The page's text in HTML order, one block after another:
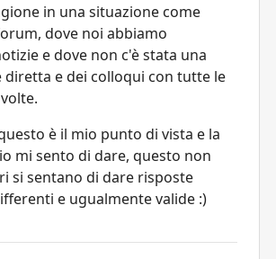
in una situazione come
dove noi abbiamo
e dove non c'è stata una
diretta e dei colloqui con tutte le
è il mio punto di vista e la
mi sento di dare, questo non
si sentano di dare risposte
e ugualmente valide :)